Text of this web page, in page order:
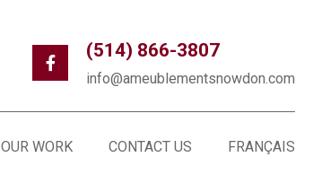
(514) 866-3807
info@ameublementsnowdon.com
OUR WORK CONTACT US FRANÇAIS